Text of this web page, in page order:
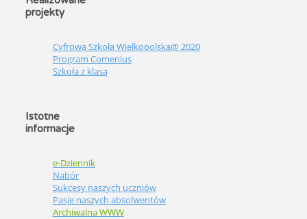
projekty
Cyfrowa Szkoła Wielkopolska@ 2020
Program Comenius
Szkoła z klasą
Istotne
informacje
e-Dziennik
Nabór
Sukcesy naszych uczniów
Pasje naszych absolwentów
Archiwalna WWW